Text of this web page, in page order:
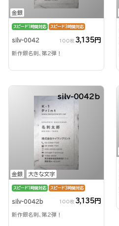
金銀
スピード1時間対応 スピード3時間対応
silv-0042 100枚 3,135円
新作銀名刺、第2弾！
金銀 大きな文字
silv-0042b
スピード1時間対応 スピード3時間対応
silv-0042b 100枚 3,135円
新作銀名刺、第2弾！